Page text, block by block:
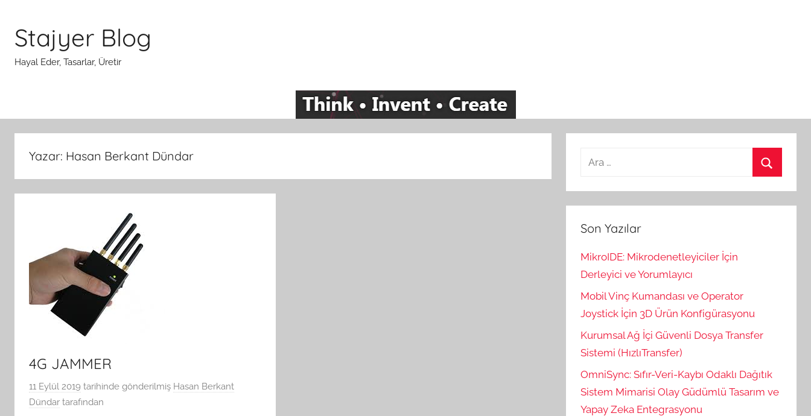
Stajyer Blog
Hayal Eder, Tasarlar, Üretir
Yazar: Hasan Berkant Dündar
4G JAMMER
11 Eylül 2019 tarihinde gönderilmiş Hasan Berkant
Dündar tarafından
Arama:
Son Yazılar
MikroIDE: Mikrodenetleyiciler İçin
Derleyici ve Yorumlayıcı
Mobil Vinç Kumandası ve Operator
Joystick İçin 3D Ürün Konfigürasyonu
Kurumsal Ağ İçi Güvenli Dosya Transfer
Sistemi (HızlıTransfer)
OmniSync: Sıfır-Veri-Kaybı Odaklı Dağıtık
Sistem Mimarisi Olay Güdümlü Tasarım ve
Yapay Zeka Entegrasyonu